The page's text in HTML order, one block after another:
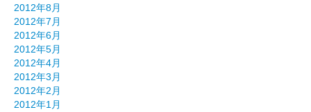
2012年8月
2012年7月
2012年6月
2012年5月
2012年4月
2012年3月
2012年2月
2012年1月